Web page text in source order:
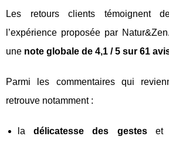
Les retours clients témoignent
l’expérience proposée par
une note globale de 4,1 / 5 sur 61
Parmi les commentaires qui
retrouve notamment :
ladélicatesse des gesteset